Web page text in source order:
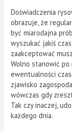
Doświadczenia
obrazuje, że
być miarodajna
wyszukać jakiś
zaakceptować
Wolno stanowić po
ewentualności
zjawisko
wówczas gdy
Tak czy inaczej,
każdego dnia.